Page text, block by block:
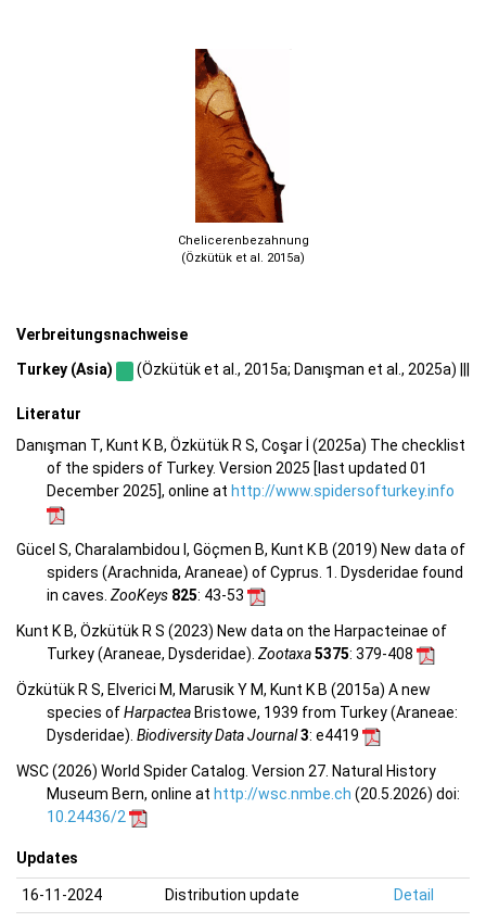
Chelicerenbezahnung
(Özkütük et al. 2015a)
Verbreitungsnachweise
Turkey (Asia) (Özkütük et al., 2015a; Danışman et al., 2025a) |||
Literatur
Danışman T, Kunt K B, Özkütük R S, Coşar İ (2025a) The checklist
of the spiders of Turkey. Version 2025 [last updated 01
December 2025], online at http://www.spidersofturkey.info
Gücel S, Charalambidou I, Göçmen B, Kunt K B (2019) New data of
spiders (Arachnida, Araneae) of Cyprus. 1. Dysderidae found
in caves. ZooKeys 825: 43-53
Kunt K B, Özkütük R S (2023) New data on the Harpacteinae of
Turkey (Araneae, Dysderidae). Zootaxa5375: 379-408
Özkütük R S, Elverici M, Marusik Y M, Kunt K B (2015a) A new
species ofHarpactea Bristowe, 1939 from Turkey (Araneae:
Dysderidae). Biodiversity Data Journal3: e4419
WSC (2026) World Spider Catalog. Version 27. Natural History
Museum Bern, online at http://wsc.nmbe.ch (20.5.2026) doi:
10.24436/2
Updates
16-11-2024 Distribution update
Detail